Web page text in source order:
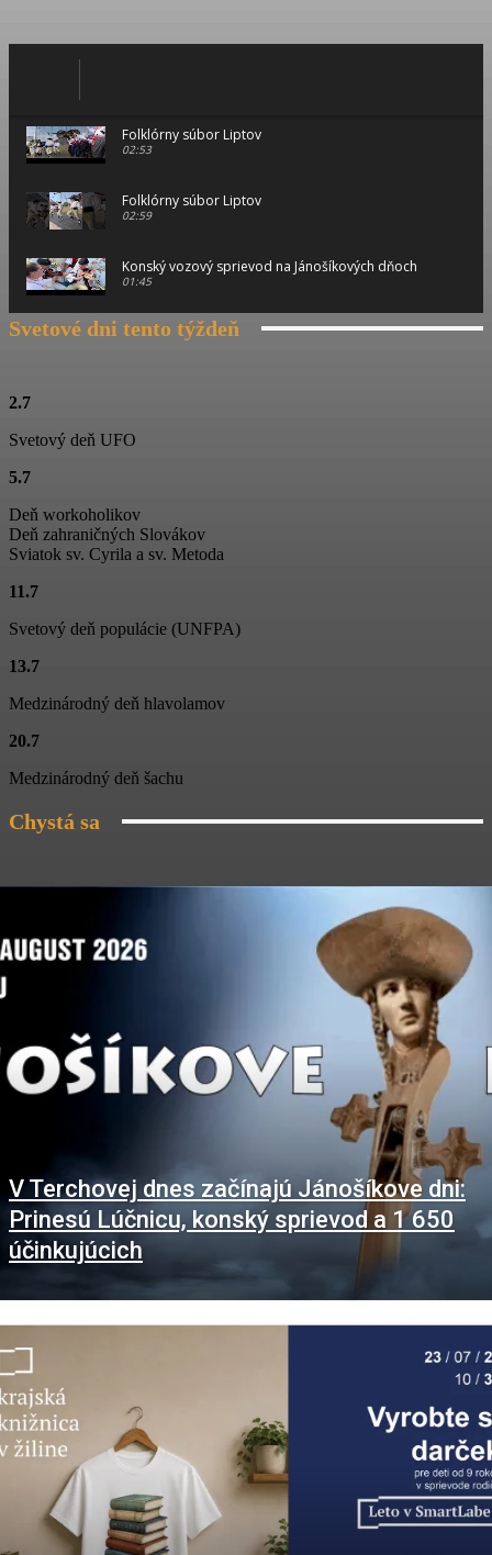
Folklórny súbor Liptov
02:53
Folklórny súbor Liptov
02:59
Konský vozový sprievod na Jánošíkových dňoch
01:45
Konský vozový sprievod na Jánošíkových dňoch
Jánošíkove dni
01:06
Svetové dni tento týždeň
2.7
Svetový deň UFO
5.7
Deň workoholikov
Deň zahraničných Slovákov
Sviatok sv. Cyrila a sv. Metoda
11.7
Svetový deň populácie (UNFPA)
13.7
Medzinárodný deň hlavolamov
20.7
Medzinárodný deň šachu
Chystá sa
V Terchovej dnes začínajú Jánošíkove dni:
Prinesú Lúčnicu, konský sprievod a 1 650
účinkujúcich